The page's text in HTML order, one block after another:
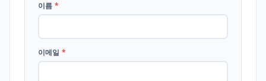
이름 *
이메일 *